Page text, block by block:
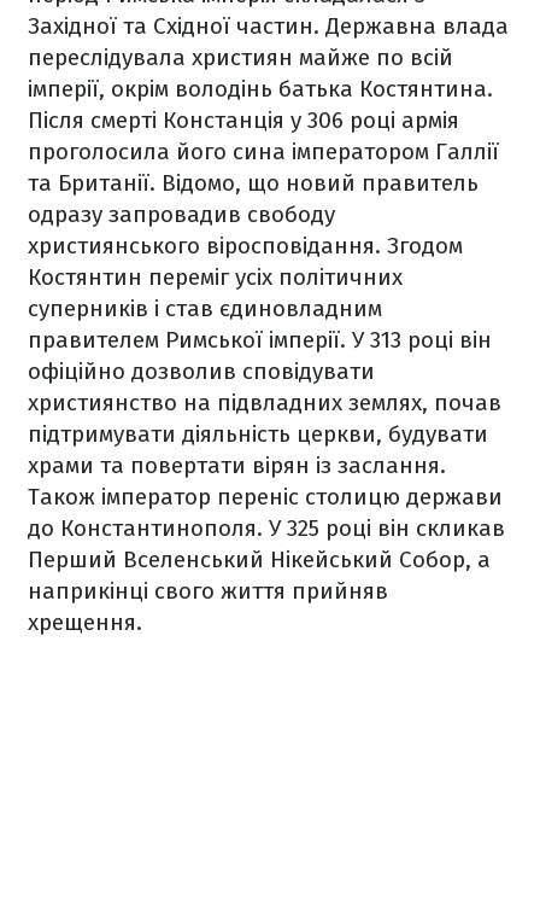
Західної та Східної частин. Державна влада
переслідувала християн майже по всій
імперії, окрім володінь батька Костянтина.
Після смерті Констанція у 306 році армія
проголосила його сина імператором Галлії
та Британії. Відомо, що новий правитель
одразу запровадив свободу
християнського віросповідання. Згодом
Костянтин переміг усіх політичних
суперників і став єдиновладним
правителем Римської імперії. У 313 році він
офіційно дозволив сповідувати
християнство на підвладних землях, почав
підтримувати діяльність церкви, будувати
храми та повертати вірян із заслання.
Також імператор переніс столицю держави
до Константинополя. У 325 році він скликав
Перший Вселенський Нікейський Собор, а
наприкінці свого життя прийняв
хрещення.